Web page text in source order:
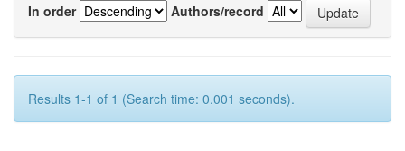
In order
Authors/record
Results 1-1 of 1 (Search time: 0.001 seconds).